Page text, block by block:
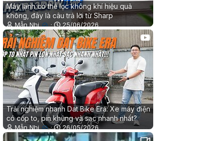
Máy lạnh có thể lọc không khí hiệu quả
không, đây là câu trả lời từ Sharp
Mẫn Nhi ✔
25/06/2026
0
0
Trải nghiệm nhanh Dat Bike Era: Xe máy điện
có cốp to, pin khủng và sạc nhanh nhất?
Mẫn Nhi ✔
26/05/2026
0
1